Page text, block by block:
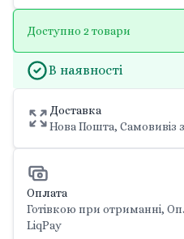
Доступно 2 товари
В наявності
Доставка
Нова Пошта, Самовивіз
Оплата
Готівкою при отриманні,
LiqPay